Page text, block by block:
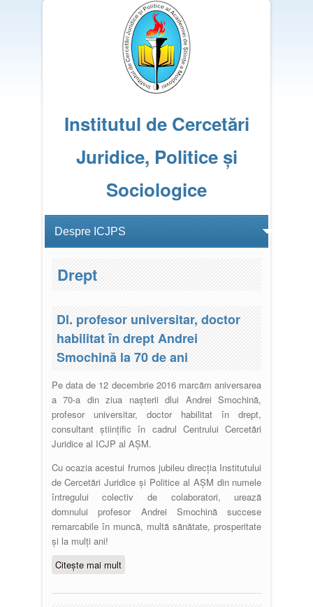
Institutul de Cercetări
Juridice, Politice și
Sociologice
Drept
Dl. profesor universitar, doctor
habilitat în drept Andrei
Smochină la 70 de ani
Pe data de 12 decembrie 2016 marcăm aniversarea
a 70-a din ziua nașterii dlui Andrei Smochină,
profesor universitar, doctor habilitat în drept,
consultant științific în cadrul Centrului Cercetări
Juridice al ICJP al AȘM.
Cu ocazia acestui frumos jubileu direcția Institutului
de Cercetări Juridice şi Politice al AŞM din numele
întregului colectiv de colaboratori, urează
domnului profesor Andrei Smochină succese
remarcabile în muncă, multă sănătate, prosperitate
și la mulți ani!
Citește mai multdespre Dl. profesor universitar,
Smochină la 70 de ani